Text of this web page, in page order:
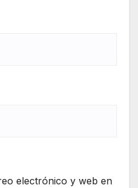
electrónico y web en